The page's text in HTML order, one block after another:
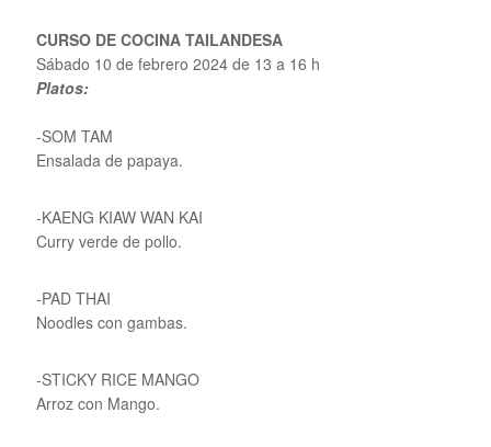
CURSO DE COCINA TAILANDESA
Sábado 10 de febrero 2024 de 13 a 16 h
Platos:
-SOM TAM
Ensalada de papaya.
-KAENG KIAW WAN KAI
Curry verde de pollo.
-PAD THAI
Noodles con gambas.
-STICKY RICE MANGO
Arroz con Mango.